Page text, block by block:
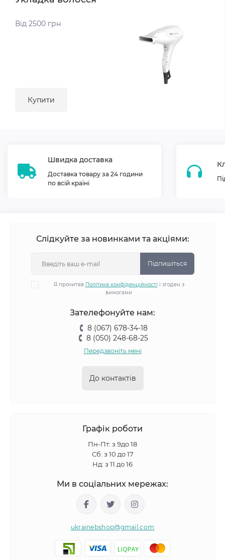
Від 2500 грн
Купити
Швидка доставка
Доставка товару за 24 години
по всій країні
Слідкуйте за новинками та акціями:
Підпишіться
Я прочитав Політика конфіденційності і згоден з
вимогами
Зателефонуйте нам:
8 (067) 678-34-18
8 (050) 248-68-25
Передзвоніть мені
До контактів
Графік роботи
Пн-Пт: з 9до 18
Сб: з 10 до 17
Нд: з 11 до 16
Ми в соціальних мережах:
ukrainebshop@gmail.com